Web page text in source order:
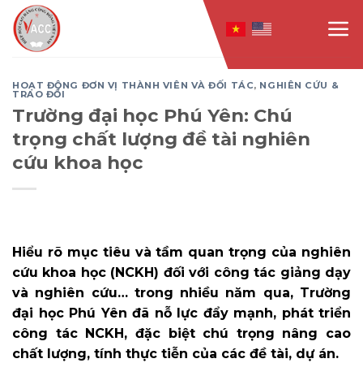
Skip
to
content
HOẠT ĐỘNG ĐƠN VỊ THÀNH VIÊN VÀ ĐỐI TÁC, NGHIÊN CỨU &
TRAO ĐỔI
Trường đại học Phú Yên: Chú
trọng chất lượng đề tài nghiên
cứu khoa học
Hiểu rõ mục tiêu và tầm quan trọng của nghiên
cứu khoa học (NCKH) đối với công tác giảng dạy
và nghiên cứu… trong nhiều năm qua, Trường
đại học Phú Yên đã nỗ lực đẩy mạnh, phát triển
công tác NCKH, đặc biệt chú trọng nâng cao
chất lượng, tính thực tiễn của các đề tài, dự án.